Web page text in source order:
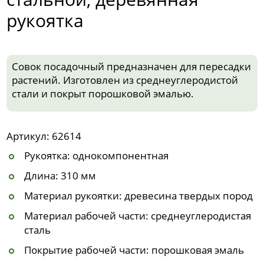
рукоятка
Совок посадочный предназначен для пересадки
растений. Изготовлен из среднеуглеродистой
стали и покрыт порошковой эмалью.
Артикул: 62614
Рукоятка: однокомпонентная
Длина: 310 мм
Материал рукоятки: древесина твердых пород
Материал рабочей части: среднеуглеродистая
сталь
Покрытие рабочей части: порошковая эмаль